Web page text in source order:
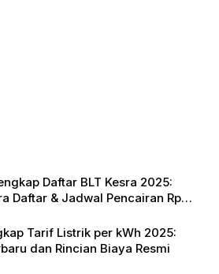
Daftar BLT Kesra 2025:
Daftar & Jadwal Pencairan Rp
Tarif Listrik per kWh 2025:
dan Rincian Biaya Resmi